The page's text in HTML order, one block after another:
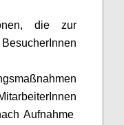
die zur
BesucherInnen
Aufnahme